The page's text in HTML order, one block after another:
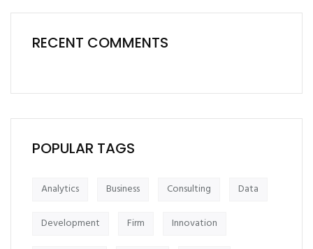
RECENT COMMENTS
POPULAR TAGS
Analytics Business Consulting Data
Development Firm Innovation